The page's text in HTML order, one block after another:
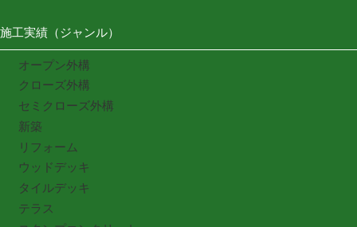
施工実績（ジャンル）
オープン外構
クローズ外構
セミクローズ外構
新築
リフォーム
ウッドデッキ
タイルデッキ
テラス